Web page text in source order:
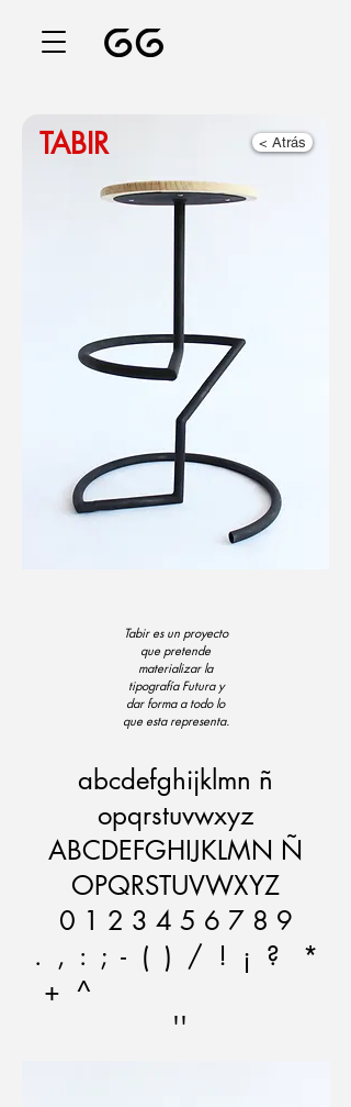
TABIR < Atrás
Tabir es un proyecto
que pretende
materializar la
tipografía Futura y
dar forma a todo lo
que esta representa.
abcdefghijklmn ñ
opqrstuvwxyz
ABCDEFGHIJKLMN Ñ
OPQRSTUVWXYZ
0 1 2 3 4 5 6 7 8 9
. , : ; - ( ) / ! ¡ ? *
+ ^
''